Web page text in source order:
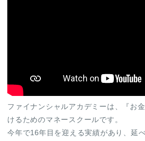
ファイナンシャルアカデミーは、『お
けるためのマネースクールです。
今年で16年目を迎える実績があり、延